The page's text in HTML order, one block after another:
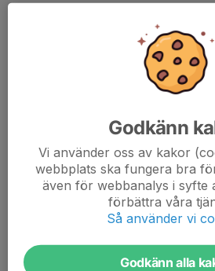
Godkänn
Vi använder oss av kakor
webbplats ska fungera bra
även för webbanalys i syfte
förbättra våra
Så använder vi
Godkänn alla